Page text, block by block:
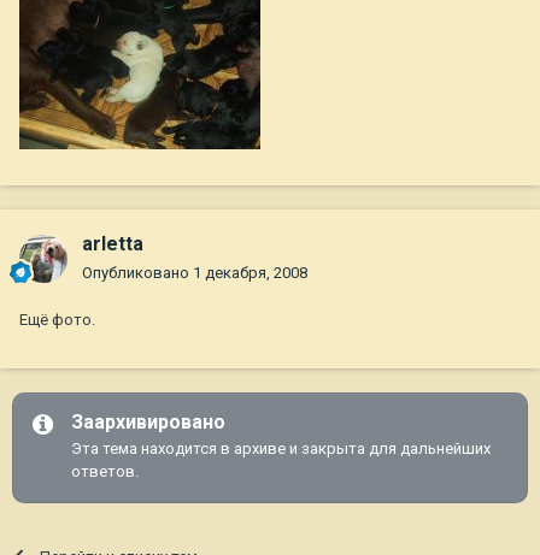
arletta
Опубликовано 1 декабря, 2008
Ещё фото.
Заархивировано
Эта тема находится в архиве и закрыта для дальнейших
ответов.